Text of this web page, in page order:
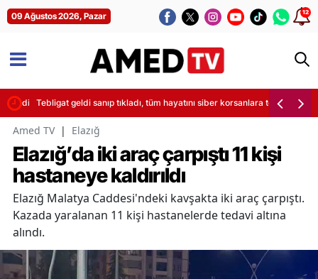
09 Ağustos 2026, Pazar 12
geldi Tebligat geldi sanıp tıkladı, tüm hayatını siber korsanlara teslim etti: İşte
Amed TV | Elazığ
Elazığ’da iki araç çarpıştı 11 kişi
hastaneye kaldırıldı
Elazığ Malatya Caddesi'ndeki kavşakta iki araç çarpıştı.
Kazada yaralanan 11 kişi hastanelerde tedavi altına
alındı.